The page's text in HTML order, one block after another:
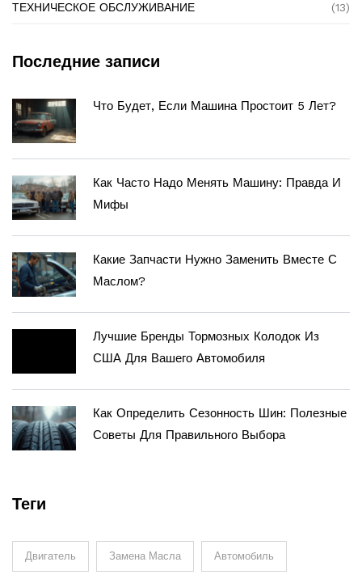
ТЕХНИЧЕСКОЕ ОБСЛУЖИВАНИЕ (13)
Последние записи
Что Будет, Если Машина Простоит 5 Лет?
Как Часто Надо Менять Машину: Правда И
Мифы
Какие Запчасти Нужно Заменить Вместе С
Маслом?
Лучшие Бренды Тормозных Колодок Из
США Для Вашего Автомобиля
Как Определить Сезонность Шин: Полезные
Советы Для Правильного Выбора
Теги
Двигатель Замена Масла Автомобиль